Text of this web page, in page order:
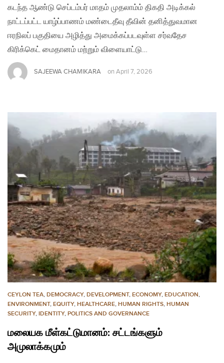
கடந்த ஆண்டு செப்டம்பர் மாதம் முதலாம்ம் திகதி அடிக்கல்
நாட்டப்பட்ட யாழ்ப்பாணம் மண்டைதீவு தீவின் தனித்துவமான
ஈரநிலப் பகுதியை அழித்து அமைக்கப்படவுள்ள சர்வதேச
கிரிக்கெட் மைதானம் மற்றும் விளையாட்டு…
SAJEEWA CHAMIKARA on April 7, 2026
CEYLON TEA, DEMOCRACY, DEVELOPMENT, ECONOMY, EDUCATION,
ENVIRONMENT, EQUITY, HEALTHCARE, HUMAN RIGHTS, HUMAN
SECURITY, IDENTITY, POLITICS AND GOVERNANCE
மலையக மீள்கட்டுமானம்: சட்டங்களும்
அமுலாக்கமும்